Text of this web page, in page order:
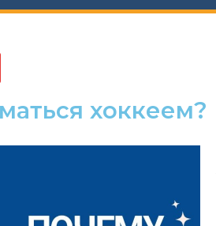
хоккеем?